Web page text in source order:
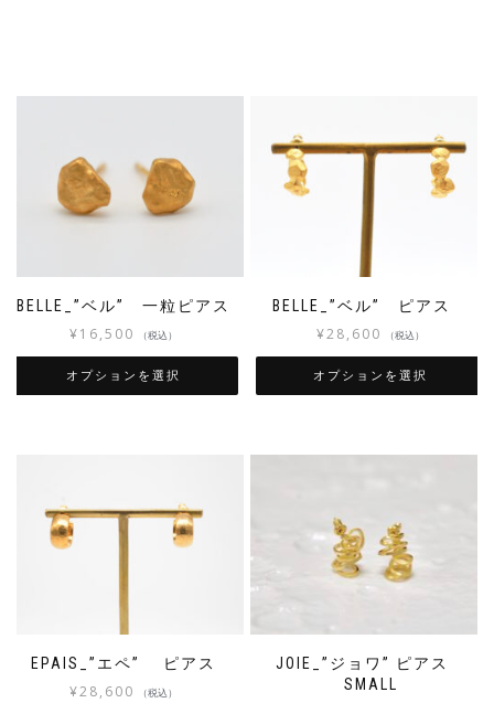
BELLE_”ベル” 一粒ピアス
¥16,500 （税込）
オプションを選択
BELLE_”ベル” ピアス
¥28,600 （税込）
オプションを選択
EPAIS_”エペ” ピアス
¥28,600 （税込）
JOIE_”ジョワ” ピアス
SMALL